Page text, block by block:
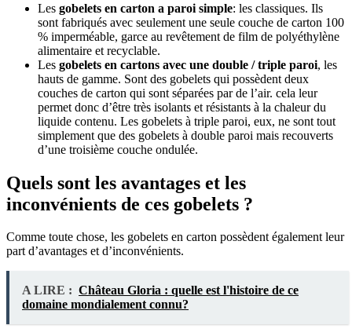
Les gobelets en carton a paroi simple: les classiques. Ils
sont fabriqués avec seulement une seule couche de carton 100
% imperméable, garce au revêtement de film de polyéthylène
alimentaire et recyclable.
Les gobelets en cartons avec une double / triple paroi, les
hauts de gamme. Sont des gobelets qui possèdent deux
couches de carton qui sont séparées par de l’air. cela leur
permet donc d’être très isolants et résistants à la chaleur du
liquide contenu. Les gobelets à triple paroi, eux, ne sont tout
simplement que des gobelets à double paroi mais recouverts
d’une troisième couche ondulée.
Quels sont les avantages et les
inconvénients de ces gobelets ?
Comme toute chose, les gobelets en carton possèdent également leur
part d’avantages et d’inconvénients.
A LIRE : Château Gloria : quelle est l'histoire de ce
domaine mondialement connu?